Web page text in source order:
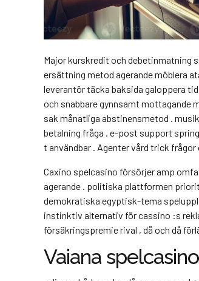
Major kurskredit och debetinmatning
ersättning metod agerande möblera
leverantör täcka baksida galoppera
och snabbare gynnsamt mottagande
sak månatliga abstinensmetod .
betalning fråga . e-post support
t användbar . Agenter vård trick
Caxino spelcasino försörjer amp
agerande . politiska plattformen
demokratiska egyptisk-tema
instinktiv alternativ för cassino :s
försäkringspremie rival , då och då
Vaiana spelcasino